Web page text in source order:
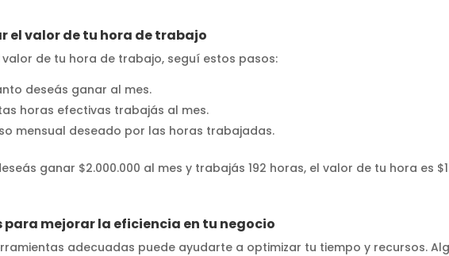
el valor de tu hora de trabajo
de tu hora de trabajo, seguí estos pasos:
deseás ganar al mes.
horas efectivas trabajás al mes.
mensual deseado por las horas trabajadas.
ganar $2.000.000 al mes y trabajás 192 horas, el valor de tu hora es
mejorar la eficiencia en tu negocio
adecuadas puede ayudarte a optimizar tu tiempo y recursos.